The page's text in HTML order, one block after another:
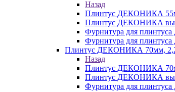
Назад
Плинтус ДЕКОНИКА
Плинтус ДЕКОНИКА
Фурнитура для
Фурнитура для
Плинтус ДЕКОНИКА 70мм,
Назад
Плинтус ДЕКОНИКА
Плинтус ДЕКОНИКА
Фурнитура для